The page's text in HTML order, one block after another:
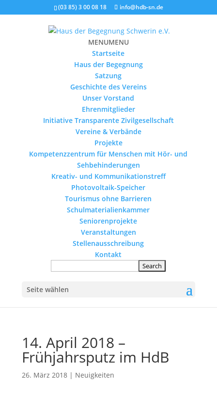
(03 85) 3 00 08 18 info@hdb-sn.de
MENUMENU
Startseite
Haus der Begegnung
Satzung
Geschichte des Vereins
Unser Vorstand
Ehrenmitglieder
Initiative Transparente Zivilgesellschaft
Vereine & Verbände
Projekte
Kompetenzzentrum für Menschen mit Hör- und
Sehbehinderungen
Kreativ- und Kommunikationstreff
Photovoltaik-Speicher
Tourismus ohne Barrieren
Schulmaterialienkammer
Seniorenprojekte
Veranstaltungen
Stellenausschreibung
Kontakt
Seite wählen
14. April 2018 –
Frühjahrsputz im HdB
26. März 2018| Neuigkeiten